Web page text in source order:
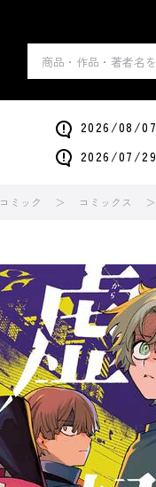
2026/08/07
2026/07/29
コミック コミックス